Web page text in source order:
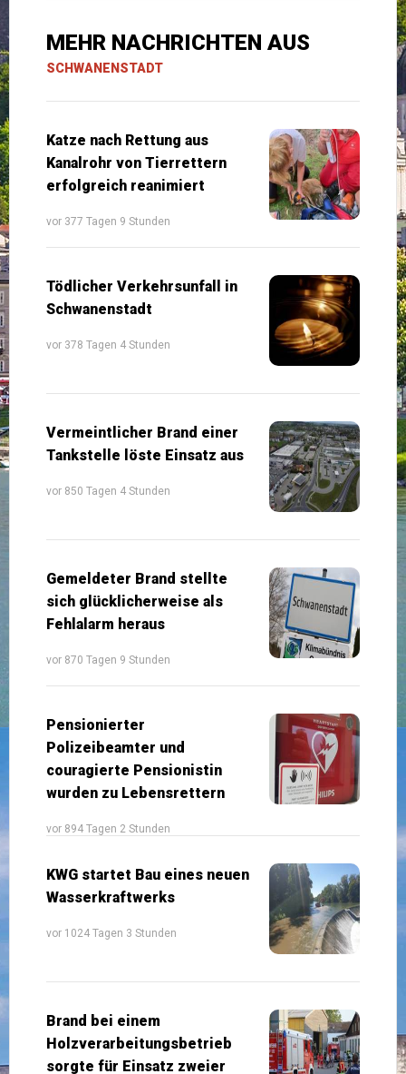
MEHR NACHRICHTEN AUS
SCHWANENSTADT
Katze nach Rettung aus
Kanalrohr von Tierrettern
erfolgreich reanimiert
vor 377 Tagen 9 Stunden
Tödlicher Verkehrsunfall in
Schwanenstadt
vor 378 Tagen 4 Stunden
Vermeintlicher Brand einer
Tankstelle löste Einsatz aus
vor 850 Tagen 4 Stunden
Gemeldeter Brand stellte
sich glücklicherweise als
Fehlalarm heraus
vor 870 Tagen 9 Stunden
Pensionierter
Polizeibeamter und
couragierte Pensionistin
wurden zu Lebensrettern
vor 894 Tagen 2 Stunden
KWG startet Bau eines neuen
Wasserkraftwerks
vor 1024 Tagen 3 Stunden
Brand bei einem
Holzverarbeitungsbetrieb
sorgte für Einsatz zweier